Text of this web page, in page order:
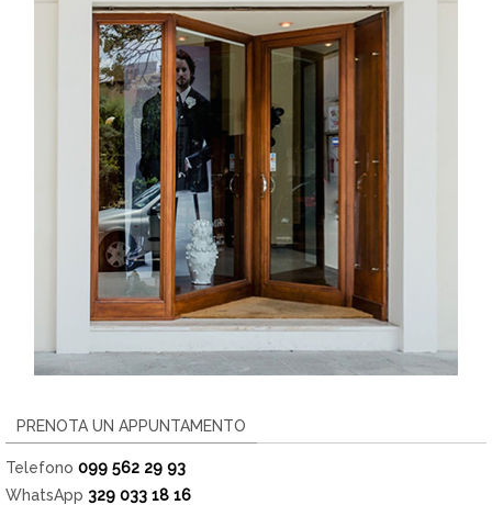
PRENOTA UN APPUNTAMENTO
Telefono 099 562 29 93
WhatsApp 329 033 18 16